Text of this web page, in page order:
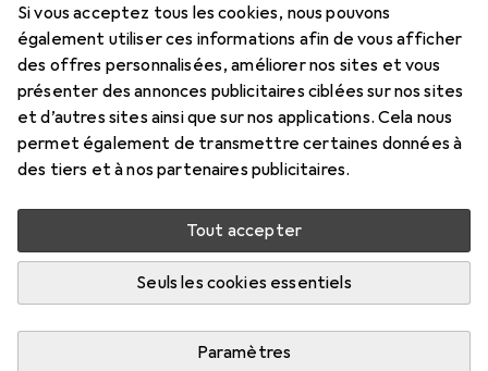
Si vous acceptez tous les cookies, nous pouvons
également utiliser ces informations afin de vous afficher
des offres personnalisées, améliorer nos sites et vous
présenter des annonces publicitaires ciblées sur nos sites
et d’autres sites ainsi que sur nos applications. Cela nous
permet également de transmettre certaines données à
des tiers et à nos partenaires publicitaires.
Tout accepter
Seuls les cookies essentiels
Paramètres
et chevaliers
Ici, vous trouverez des accessoires compatibles avec le
produit Educa Dragons et chevaliers.
Pertinence
Liste des produits
Aucun produit trouvé